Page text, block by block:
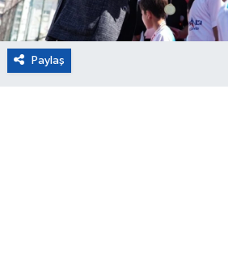
Paylaş
Turizm
Çevre